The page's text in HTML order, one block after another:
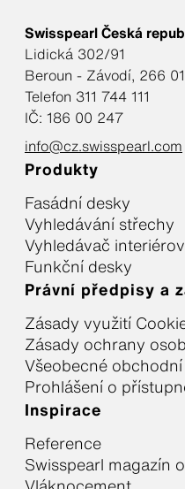
Swisspearl Česká
Lidická 302/91
Beroun - Závodí, 266 01
Telefon 311 744 111
IČ: 186 00 247
info@cz.swisspearl.com
Produkty
Fasádní desky
Vyhledávání střechy
Vyhledávač
Funkční desky
Právní předpisy a
Zásady využití
Zásady ochrany
Všeobecné
Prohlášení o
Inspirace
Reference
Swisspearl magazín